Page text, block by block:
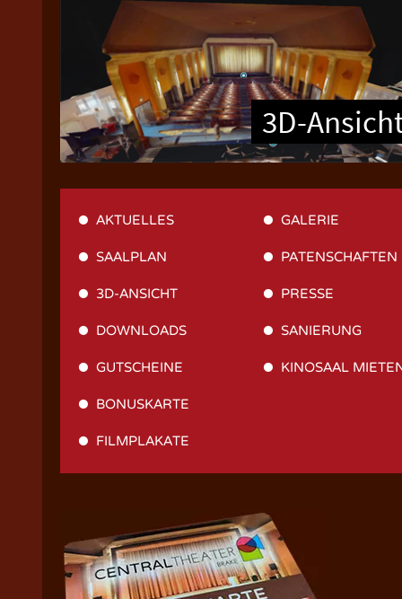
3D-
AKTUELLES
SAALPLAN
3D-ANSICHT
DOWNLOADS
GUTSCHEINE
BONUSKARTE
FILMPLAKATE
GALERIE
PATENSCHAFTEN
PRESSE
SANIERUNG
KINOSAAL